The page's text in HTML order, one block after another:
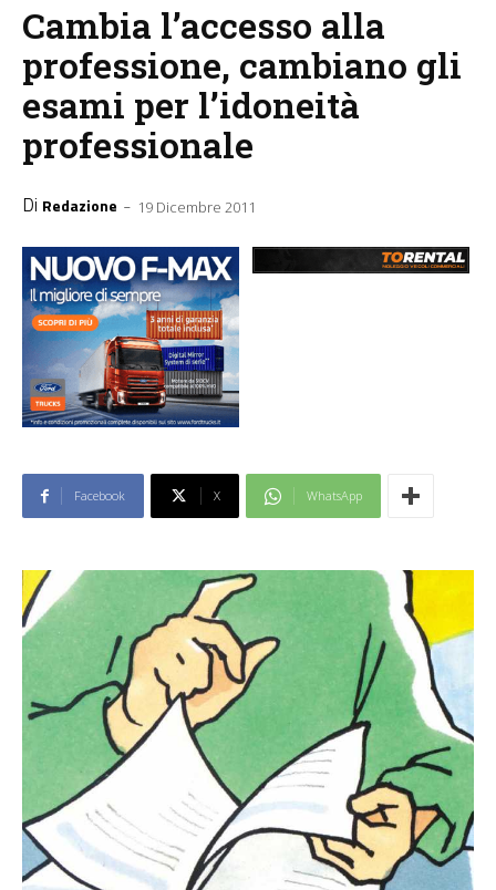
Cambia l’accesso alla
professione, cambiano gli
esami per l’idoneità
professionale
Di Redazione - 19 Dicembre 2011
Facebook X WhatsApp